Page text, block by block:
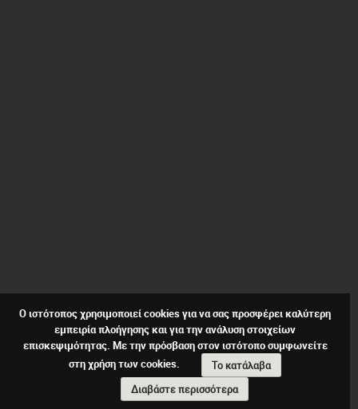
Ο ιστότοπος χρησιμοποιεί cookies για να σας προσφέρει καλύτερη
εμπειρία πλοήγησης και για την ανάλυση στοιχείων
επισκεψιμότητας. Με την πρόσβαση στον ιστότοπο συμφωνείτε
στη χρήση των cookies.
Το κατάλαβα
Διαβάστε περισσότερα